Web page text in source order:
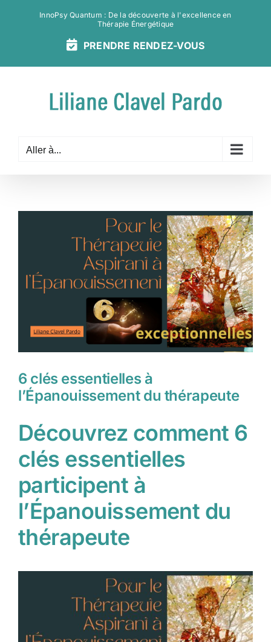
InnoPsy Quantum : De la découverte à l'excellence en
Thérapie Énergétique
PRENDRE
VOUS
Aller à...
6 clés essentielles à
l’Épanouissement du thérapeute
Découvrez comment 6
clés essentielles
participent à
l’Épanouissement du
thérapeute